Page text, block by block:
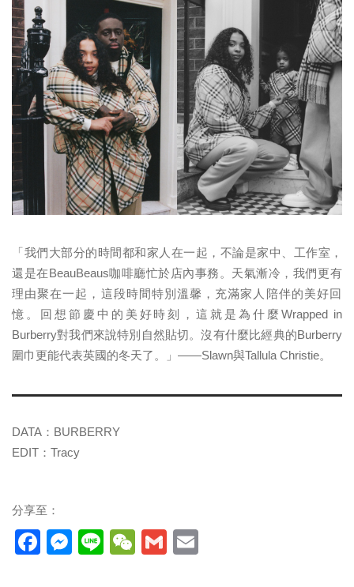
「我們大部分的時間都和家人在一起，不論是家中、工作室，
還是在BeauBeaus咖啡廳忙於店內事務。天氣漸冷， 我們更有
理由聚在一起，這段時間特別溫馨， 充滿家人陪伴的美好回
憶。回想節慶中的美好時刻，這就是為什麼Wrapped in
Burberry對我們來說特別自然貼切。沒有什麼比經典的Burberry
圍巾更能代表英國的冬天了。」 ——Slawn與Tallula Christie。
DATA：BURBERRY
EDIT：Tracy
分享至：
Facebook
Messenger
LineWeChat
Gmail